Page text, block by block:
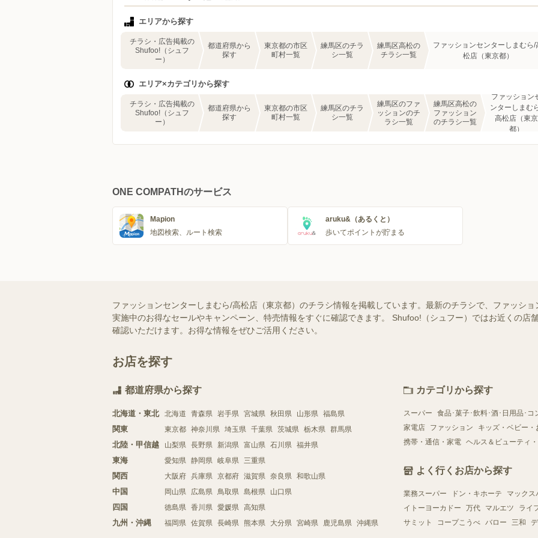
エリアから探す
チラシ・広告掲載の
Shufoo!（シュフ
ー）
都道府県から
探す
東京都の市区
町村一覧
練馬区のチラ
シ一覧
練馬区高松の
チラシ一覧
ファッションセンターしまむら/
松店（東京都）
エリア×カテゴリから探す
チラシ・広告掲載の
Shufoo!（シュフ
ー）
都道府県から
探す
東京都の市区
町村一覧
練馬区のチラ
シ一覧
練馬区のファ
ッションのチ
ラシ一覧
練馬区高松の
ファッション
のチラシ一覧
ファッション
ンターしまむ
高松店（東京
都）
ONE COMPATHのサービス
Mapion
地図検索、ルート検索
aruku&（あるくと）
歩いてポイントが貯まる
ファッションセンターしまむら/高松店（東京都）のチラシ情報を掲載しています。最新のチラシで、ファッシ
実施中のお得なセールやキャンペーン、特売情報をすぐに確認できます。 Shufoo!（シュフー）ではお近くの店
確認いただけます。お得な情報をぜひご活用ください。
お店を探す
都道府県から探す
北海道・東北 北海道 青森県 岩手県 宮城県 秋田県 山形県 福島県
関東 東京都 神奈川県 埼玉県 千葉県 茨城県 栃木県 群馬県
北陸・甲信越 山梨県 長野県 新潟県 富山県 石川県 福井県
東海 愛知県 静岡県 岐阜県 三重県
関西 大阪府 兵庫県 京都府 滋賀県 奈良県 和歌山県
中国 岡山県 広島県 鳥取県 島根県 山口県
四国 徳島県 香川県 愛媛県 高知県
九州・沖縄 福岡県 佐賀県 長崎県 熊本県 大分県 宮崎県 鹿児島県 沖縄県
カテゴリから探す
スーパー 食品･菓子･飲料･酒･日用品･コ
家電店
ファッション キッズ・ベビー・
携帯・通信・家電 ヘルス＆ビューティ
よく行くお店から探す
業務スーパー ドン・キホーテ マックス
イトーヨーカドー
万代 マルエツ ライ
サミット
コープこうべ バロー 三和